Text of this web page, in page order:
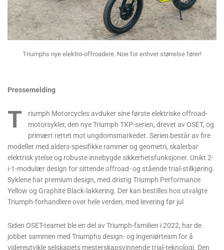
Triumphs nye elektro-offroadere. Noe for enhver størrelse fører!
Pressemelding
T
riumph Motorcycles avduker sine første elektriske offroad-
motorsykler, den nye Triumph TXP-serien, drevet av OSET, og
primært rettet mot ungdomsmarkedet. Serien består av fire
modeller med alders-spesifikke rammer og geometri, skalerbar
elektrisk ytelse og robuste innebygde sikkerhetsfunksjoner. Unikt 2-
i-1-modulær design for sittende offroad- og stående trial-stilkjøring.
Syklene har premium design, med dristig Triumph Performance
Yellow og Graphite Black-lakkering. Der kan bestilles hos utvalgte
Triumph-forhandlere over hele verden, med levering før jul
Siden OSET-teamet ble en del av Triumph-familien i 2022, har de
jobbet sammen med Triumphs design- og ingeniørteam for å
videreutvikle selskapets mesterskapsvinnende trial-teknologi. Den